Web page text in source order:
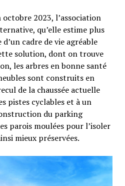
2023, l’association
qu’elle estime plus
cadre de vie agréable
solution, dont on trouve
les arbres en bonne santé
sont construits en
de la chaussée actuelle
pistes cyclables et à un
du parking
parois moulées pour l’isoler
mieux préservées.